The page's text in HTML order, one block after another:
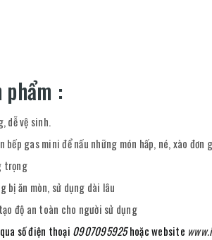
phẩm :
dễ vệ sinh.
gas mini để nấu những món hấp, né, xào đơn
trọng
bị ăn mòn, sử dụng dài lâu
độ an toàn cho người sử dụng
số điện thoại 0907095925hoặc website